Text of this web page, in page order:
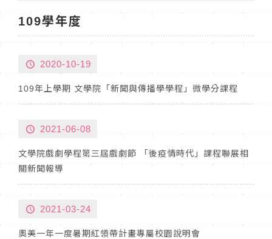
109學年度
2020-10-19
109年上學期 文學院「新聞與傳播學學程」微學分課程
2021-06-08
文學院戲劇學程第三屆戲劇節 「後疫情時代」課程聯展相
關新聞報導
2021-03-24
奧美一年一度暑期紅領帶計畫專屬校園說明會